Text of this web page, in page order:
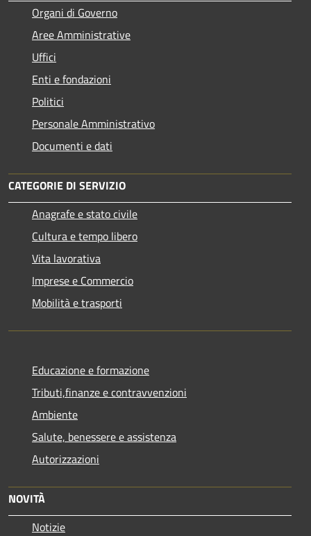
Organi di Governo
Aree Amministrative
Uffici
Enti e fondazioni
Politici
Personale Amministrativo
Documenti e dati
CATEGORIE DI SERVIZIO
Anagrafe e stato civile
Cultura e tempo libero
Vita lavorativa
Imprese e Commercio
Mobilità e trasporti
Educazione e formazione
Tributi,finanze e contravvenzioni
Ambiente
Salute, benessere e assistenza
Autorizzazioni
NOVITÀ
Notizie